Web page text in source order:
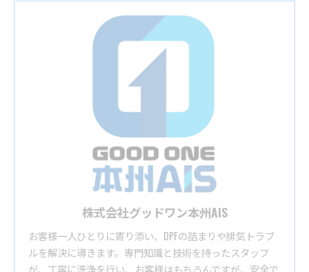
株式会社グッドワン本州AIS
お客様一人ひとりに寄り添い、DPFの詰まりや排気トラブ
ルを解決に導きます。専門知識と技術を持ったスタッフ
が、丁寧に洗浄を行い、お客様はもちろんですが、安全で